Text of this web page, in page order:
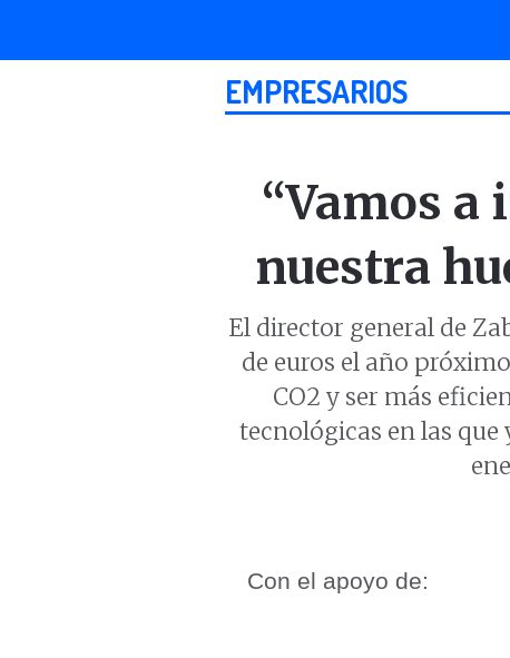
EMPRESARIOS
“Vamos
nuestra
El director general de
de euros el año
CO2 y ser más
tecnológicas en las
Con el apoyo de: